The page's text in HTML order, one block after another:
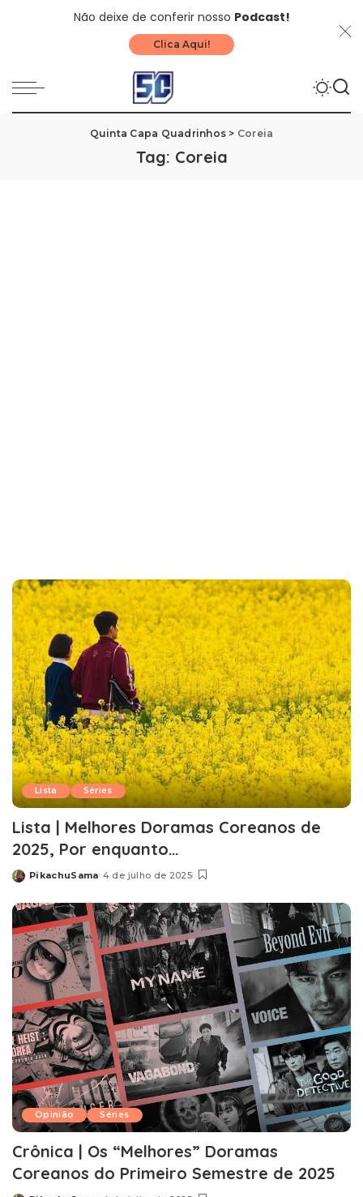
Não deixe de conferir nosso Podcast!
Clica Aqui!
Quinta Capa Quadrinhos > Coreia
Tag: Coreia
Lista Séries
Lista | Melhores Doramas Coreanos de
2025, Por enquanto…
Posted
PikachuSama 4 de julho de 2025
Opinião Séries
Crônica | Os “Melhores” Doramas
Coreanos do Primeiro Semestre de 2025